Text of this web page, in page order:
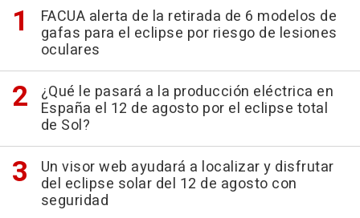
FACUA alerta de la retirada de 6 modelos de
gafas para el eclipse por riesgo de lesiones
oculares
¿Qué le pasará a la producción eléctrica en
España el 12 de agosto por el eclipse total
de Sol?
Un visor web ayudará a localizar y disfrutar
del eclipse solar del 12 de agosto con
seguridad